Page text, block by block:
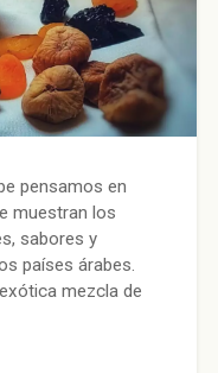
pensamos en
muestran los
sabores y
países árabes.
mezcla de